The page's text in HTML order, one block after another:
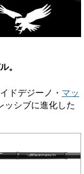
。
ドデジーノ・ マッ
ッシブに進化した